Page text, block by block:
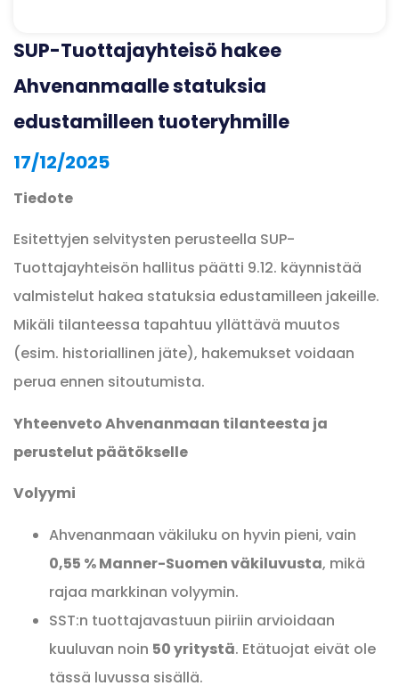
SUP-Tuottajayhteisö hakee
Ahvenanmaalle statuksia
edustamilleen tuoteryhmille
17/12/2025
Tiedote
Esitettyjen selvitysten perusteella SUP-
Tuottajayhteisön hallitus päätti 9.12. käynnistää
valmistelut hakea statuksia edustamilleen jakeille.
Mikäli tilanteessa tapahtuu yllättävä muutos
(esim. historiallinen jäte), hakemukset voidaan
perua ennen sitoutumista.
Yhteenveto Ahvenanmaan tilanteesta ja
perustelut päätökselle
Volyymi
Ahvenanmaan väkiluku on hyvin pieni, vain
0,55 % Manner-Suomen väkiluvusta, mikä
rajaa markkinan volyymin.
SST:n tuottajavastuun piiriin arvioidaan
kuuluvan noin 50 yritystä. Etätuojat eivät ole
tässä luvussa sisällä.